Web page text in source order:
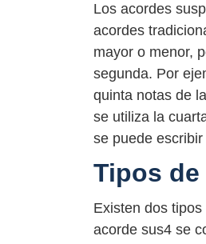
Los acordes
acordes
mayor o menor,
segunda. Por
quinta notas de
se utiliza la
se puede
Tipos
Existen dos
acorde sus4 se